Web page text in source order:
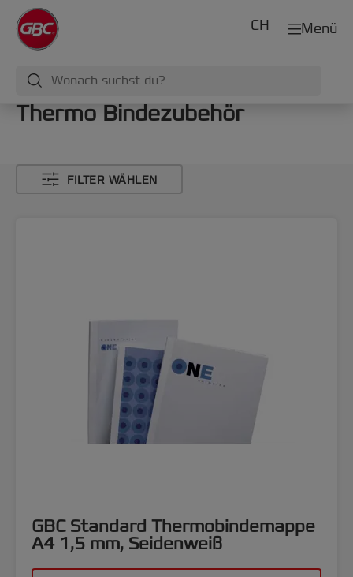
Menü
CH
Thermo Bindezubehör
FILTER WÄHLEN
GBC Standard Thermobindemappe
A4 1,5 mm, Seidenweiß